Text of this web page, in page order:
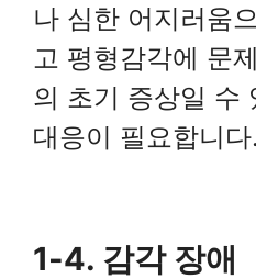
나 심한 어지러움
고 평형감각에 문
의 초기 증상일 수
대응이 필요합니다.
1-4. 감각 장애